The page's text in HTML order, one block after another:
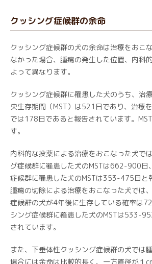
クッシング症候群の余命
クッシング症候群の犬の余命は治療をおこ
なかった場合、腫瘍の発生した位置、内科
よって異なります。
クッシング症候群に罹患した犬のうち、治
央生存期間（MST）は521日であり、治療
では178日であると報告されています。
す。
内科的な投薬による治療をおこなった犬で
グ症候群に罹患した犬のMSTは662-900日
症候群に罹患した犬のMSTは353-475日と
腫瘍の切除による治療をおこなった犬では
症候群の犬が4年後に生存している確率は
シング症候群に罹患した犬のMSTは533-
されています。
また、下垂体性クッシング症候群の犬では
場合には余命は比較的長く、一方直径が１